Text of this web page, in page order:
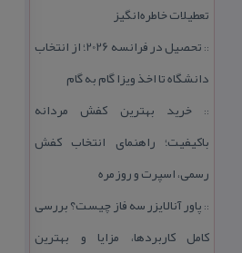
تعطیلات خاطره‌انگیز
::
تحصیل در فرانسه 2026؛ از انتخاب
دانشگاه تا اخذ ویزا گام به گام
::خرید بهترین كفش مردانه
باكیفیت؛ راهنمای انتخاب كفش
رسمی، اسپرت و روزمره
:: پاور آنالایزر سه فاز چیست؟ بررسی
كامل كاربردها، مزایا و بهترین